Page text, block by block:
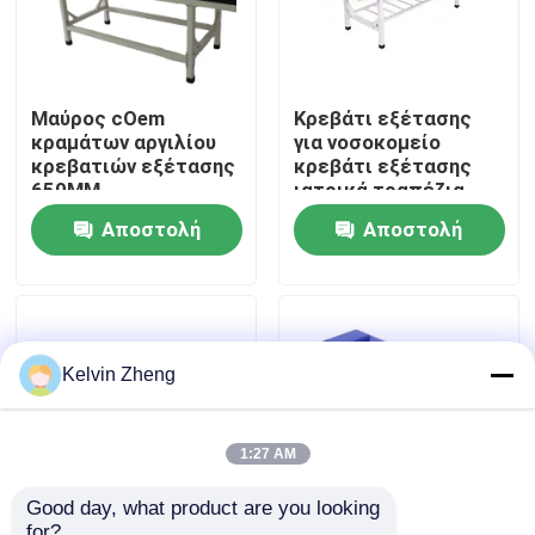
Σχετικά με εμάς
Επισκέψεις στο εργοστάσιο
Έλεγχος ποιότητας
Ειδήσεις
Ζητήστε μια προσφορά
Μαύρος cOem
κραμάτων αργιλίου
κρεβατιών εξέτασης
650MM
γυναικολογικός
ηλεκτρικόςΑποστολή
Κρεβάτι εξέτασης
για νοσοκομείο
κρεβάτι εξέτασης
ιατρικά τραπέζια
θεραπείας για
εργαστήριοΑποστολή
Kelvin Zheng
1:27 AM
Good day, what product are you looking